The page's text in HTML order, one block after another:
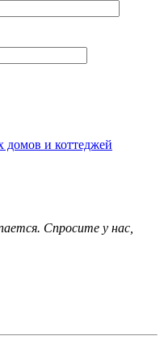
и коттеджей
Спросите у нас,